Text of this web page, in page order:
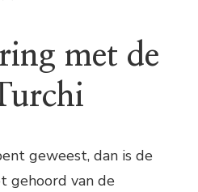
met de
geweest, dan is de
gehoord van de